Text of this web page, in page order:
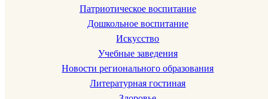
Патриотическое воспитание
Дошкольное воспитание
Искусство
Учебные заведения
Новости регионального образования
Литературная гостиная